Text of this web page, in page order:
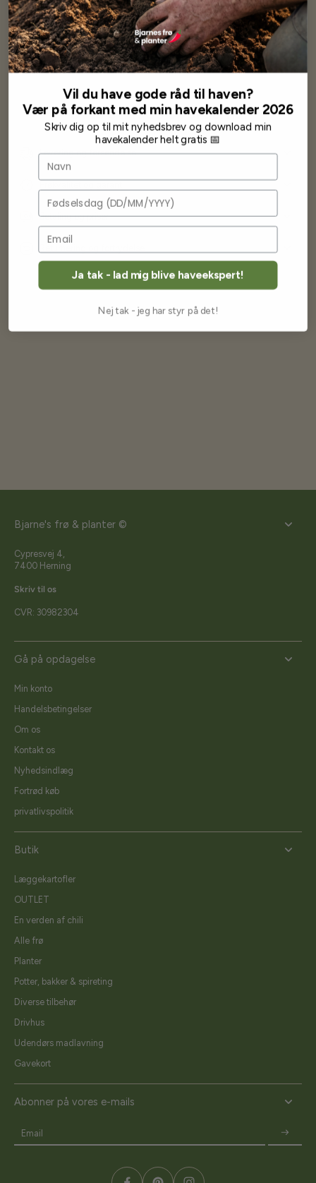
Karsten Larsen
Ofte stillede spørgsmål
Levering og forsendelse
Betaling og priser
Bjarne's frø & planter ©
Cypresvej 4,
7400 Herning
Skriv til os
CVR: 30982304
Gå på opdagelse
Min konto
Handelsbetingelser
Om os
Kontakt os
Nyhedsindlæg
Fortrød køb
privatlivspolitik
Butik
Læggekartofler
OUTLET
En verden af chili
Alle frø
Planter
Potter, bakker & spireting
Diverse tilbehør
Drivhus
Udendørs madlavning
Gavekort
Abonner på vores e-mails
Email
Vil du have gode råd til haven?
Vær på forkant med min havekalender 2026
Skriv dig op til mit nyhedsbrev og download min
havekalender helt gratis 📅
Navn
Fødselsdag
Ja tak - lad mig blive haveekspert!
Nej tak - jeg har styr på det!